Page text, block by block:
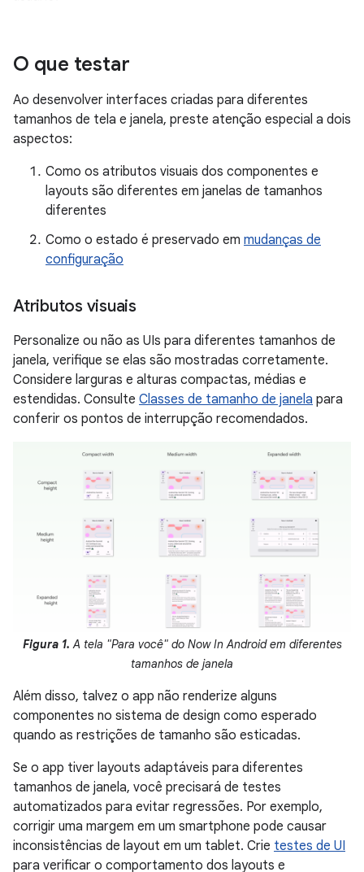
O que testar
Ao desenvolver interfaces criadas para diferentes
tamanhos de tela e janela, preste atenção especial a dois
aspectos:
Como os atributos visuais dos componentes e
layouts são diferentes em janelas de tamanhos
diferentes
Como o estado é preservado em mudanças de
configuração
Atributos visuais
Personalize ou não as UIs para diferentes tamanhos de
janela, verifique se elas são mostradas corretamente.
Considere larguras e alturas compactas, médias e
estendidas. Consulte Classes de tamanho de janela para
conferir os pontos de interrupção recomendados.
Figura 1. A tela "Para você" do Now In Android em diferentes
tamanhos de janela
Além disso, talvez o app não renderize alguns
componentes no sistema de design como esperado
quando as restrições de tamanho são esticadas.
Se o app tiver layouts adaptáveis para diferentes
tamanhos de janela, você precisará de testes
automatizados para evitar regressões. Por exemplo,
corrigir uma margem em um smartphone pode causar
inconsistências de layout em um tablet. Crie testes de UI
para verificar o comportamento dos layouts e